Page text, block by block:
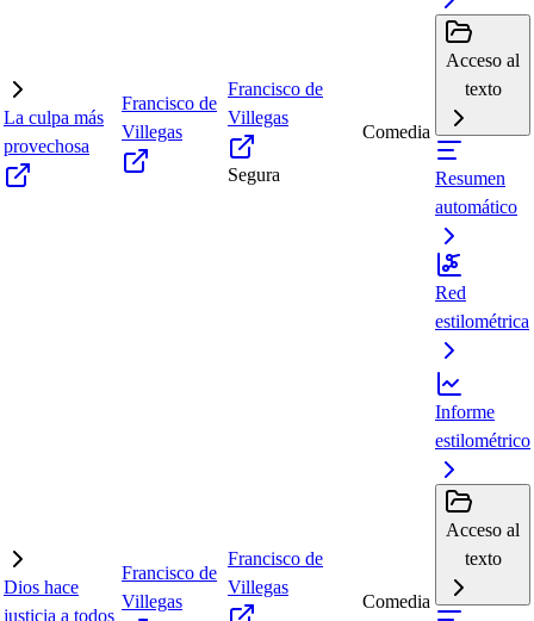
La culpa más
provechosa
Francisco de
Villegas
Francisco de
Villegas
Segura
Comedia
Acceso al
texto
Resumen
automático
Red
estilométrica
Dios hace
justicia a todos
Francisco de
Villegas
Francisco de
Villegas
Comedia
Informe
estilométrico
Acceso al
texto